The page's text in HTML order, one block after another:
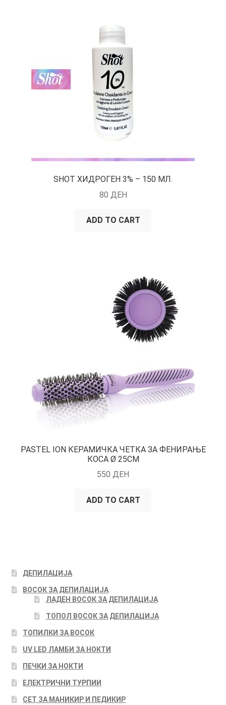
SHOT ХИДРОГЕН 3% – 150 МЛ.
80 ДЕН
ADD TO CART
PASTEL ION КЕРАМИЧКА ЧЕТКА ЗА ФЕНИРАЊЕ
КОСА Ø 25CM
550 ДЕН
ADD TO CART
ДЕПИЛАЦИЈА
ВОСОК ЗА ДЕПИЛАЦИЈА
ЛАДЕН ВОСОК ЗА ДЕПИЛАЦИЈА
ТОПОЛ ВОСОК ЗА ДЕПИЛАЦИЈА
ТОПИЛКИ ЗА ВОСОК
UV LED ЛАМБИ ЗА НОКТИ
ПЕЧКИ ЗА НОКТИ
ЕЛЕКТРИЧНИ ТУРПИИ
СЕТ ЗА МАНИКИР И ПЕДИКИР